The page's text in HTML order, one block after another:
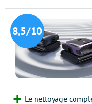
8,5/10
Le nettoyage